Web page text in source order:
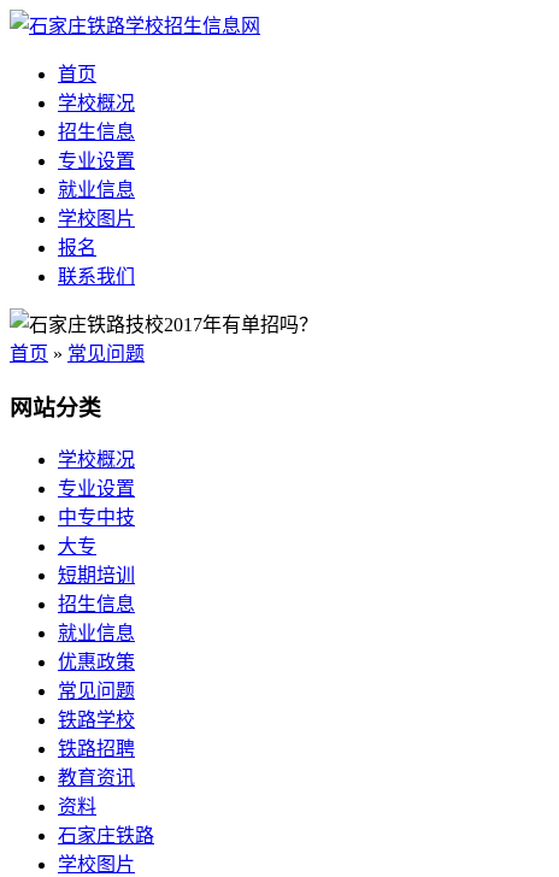
首页
学校概况
招生信息
专业设置
就业信息
学校图片
报名
联系我们
首页 » 常见问题
网站分类
学校概况
专业设置
中专中技
大专
短期培训
招生信息
就业信息
优惠政策
常见问题
铁路学校
铁路招聘
教育资讯
资料
石家庄铁路
学校图片